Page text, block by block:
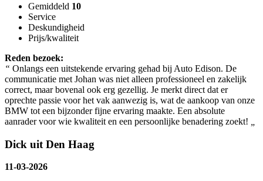
Gemiddeld 10
Service
Deskundigheid
Prijs/kwaliteit
Reden bezoek:
“ Onlangs een uitstekende ervaring gehad bij Auto Edison. De
communicatie met Johan was niet alleen professioneel en zakelijk
correct, maar bovenal ook erg gezellig. Je merkt direct dat er
oprechte passie voor het vak aanwezig is, wat de aankoop van onze
BMW tot een bijzonder fijne ervaring maakte. Een absolute
aanrader voor wie kwaliteit en een persoonlijke benadering zoekt!
Dick uit Den Haag
11-03-2026